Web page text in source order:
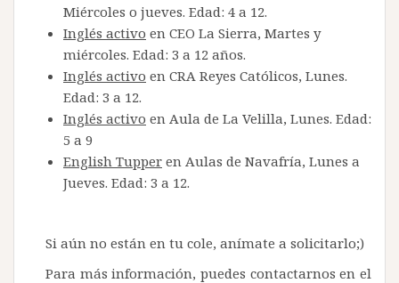
Miércoles o jueves. Edad: 4 a 12.
Inglés activo en CEO La Sierra, Martes y
miércoles. Edad: 3 a 12 años.
Inglés activo en CRA Reyes Católicos, Lunes.
Edad: 3 a 12.
Inglés activo en Aula de La Velilla, Lunes. Edad:
5 a 9
English Tupper en Aulas de Navafría, Lunes a
Jueves. Edad: 3 a 12.
Si aún no están en tu cole, anímate a solicitarlo;)
Para más información, puedes contactarnos en el